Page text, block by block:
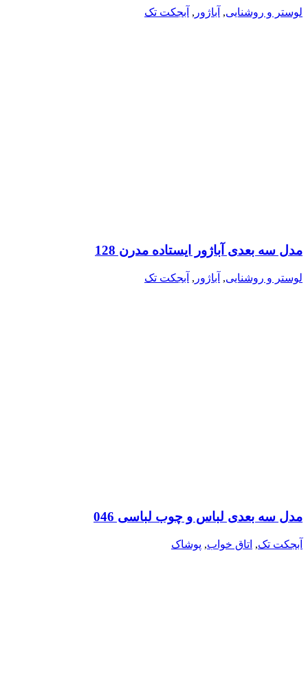
لوستر و روشنایی, آباژور , آبجکت تک
مدل سه بعدی آباژور ایستاده مدرن 128
لوستر و روشنایی, آباژور , آبجکت تک
مدل سه بعدی لباس و چوب لباسی 046
آبجکت تک, اتاق خواب, پوشاک